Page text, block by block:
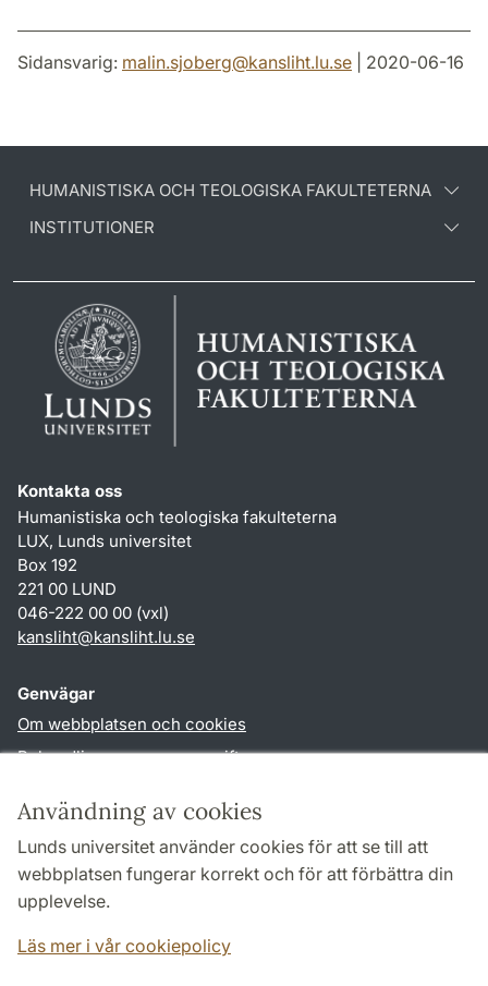
Användning av cookies
Lunds universitet använder cookies för att se till att
webbplatsen fungerar korrekt och för att förbättra din
upplevelse.
Läs mer i vår cookiepolicy
Sidansvarig: malin.sjoberg@kansliht.lu.se | 2020-06-16
HUMANISTISKA OCH TEOLOGISKA FAKULTETERNA
INSTITUTIONER
Kontakta oss
Humanistiska och teologiska fakulteterna
LUX, Lunds universitet
Box 192
221 00 LUND
046-222 00 00 (vxl)
kansliht@kansliht.lu.se
Genvägar
Om webbplatsen och cookies
Behandling av personuppgifter
TYPO3-login
Följ oss i sociala medier